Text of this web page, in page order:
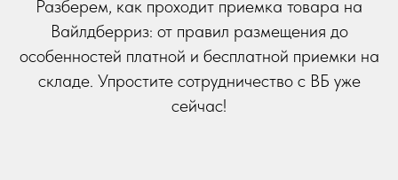
Разберем, как проходит приемка товара на
Вайлдберриз: от правил размещения до
особенностей платной и бесплатной приемки на
складе. Упростите сотрудничество с ВБ уже
сейчас!